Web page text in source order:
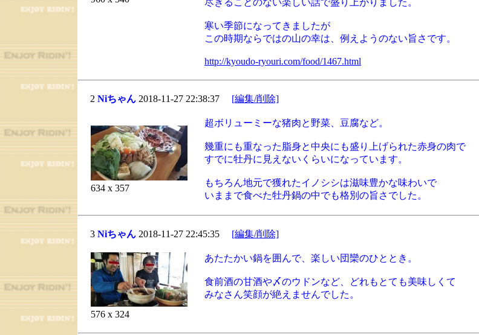
尽きることのない楽しい話で盛り上がりました。
寒い季節になってきましたが
この時期ならではの山の幸は、例えようのない旨さです。
http://kyoudo-ryouri.com/food/1467.html
2 Niちゃん 2018-11-27 22:38:37 [編集/削除]
634 x 357
超ボリューミーな猪肉と野菜、豆腐など。
幾重にも重なった脂身と中央にも盛り上げられた赤身の肉で
すでに牡丹に見えないくらいになっています。
もちろん地元で獲れたイノシシは滋味豊かな味わいで
いままで食べた牡丹鍋の中でも格別の旨さでした。
3 Niちゃん 2018-11-27 22:45:35 [編集/削除]
576 x 324
あたたかい鍋を囲んで、楽しい団欒のひととき。
食前酒の甘酒や〆のウドンなど、どれもとても美味しくて
みなさん笑顔が絶えませんでした。